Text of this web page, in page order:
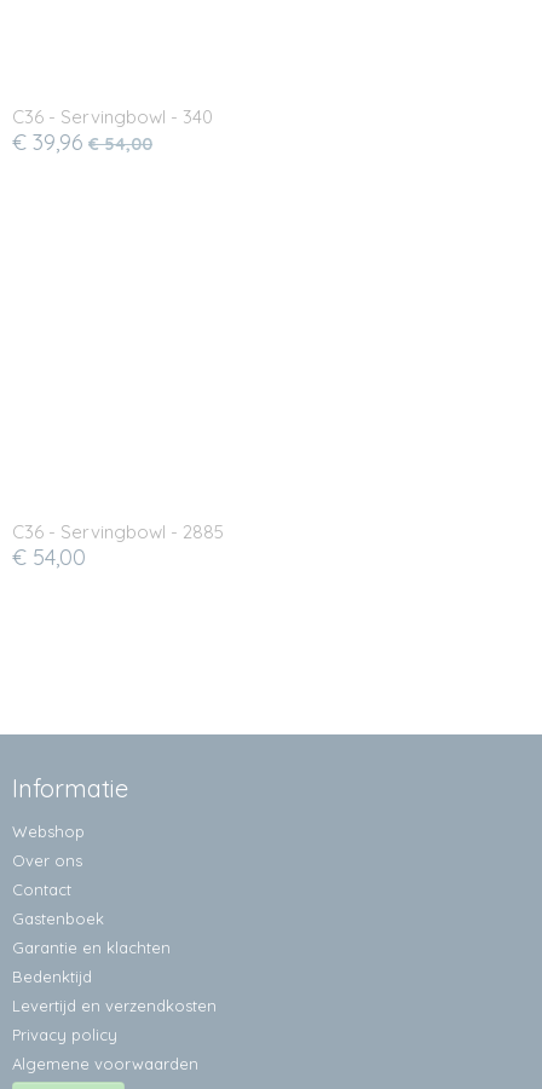
C36 - Servingbowl - 340
€ 39,96 € 54,00
C36 - Servingbowl - 2885
€ 54,00
Informatie
Webshop
Over ons
Contact
Gastenboek
Garantie en klachten
Bedenktijd
Levertijd en verzendkosten
Privacy policy
Algemene voorwaarden